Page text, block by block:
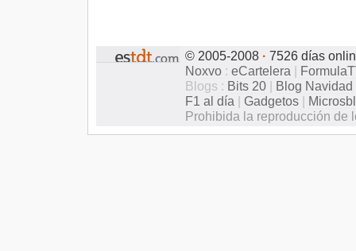
© 2005-2008 · 7526 días
Noxvo : eCartelera |
Blogs : Bits 20 | Blog Navidad
F1 al día | Gadgetos |
Prohibida la reproducción de